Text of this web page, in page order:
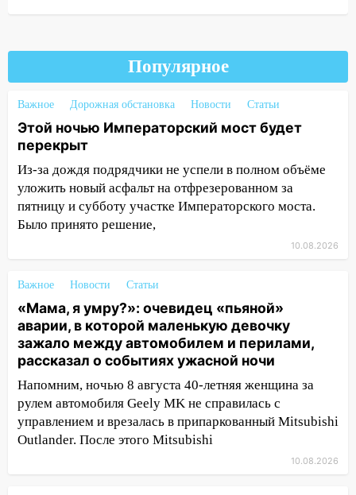
Губернатор Ульяновской области
выразил соболезнования в связи с
трагедией в Нижнекамске
12:53 Число погибших в Нижнекамске
выросло до 13 человек, среди них есть
ребенок
12:46 Масштабные поиски на Волге: в
Ульяновской области продолжают
искать пропавшего после крушения
11:53
Стало известно о состоянии
девочки, которую зажало между
автомобилем и перилами во время
«пьяного» ДТП на Федерации
11:29 Сергей Клопков назначен
начальником управления
административно-технического
контроля администрации Ульяновска
11:12 В Ульяновской области в огне
Популярное
Важное Дорожная обстановка Новости Статьи
Этой ночью Императорский мост будет
перекрыт
Из-за дождя подрядчики не успели в полном объёме
уложить новый асфальт на отфрезерованном за
пятницу и субботу участке Императорского моста.
Было принято решение,
10.08.2026
Важное Новости Статьи
«Мама, я умру?»: очевидец «пьяной»
аварии, в которой маленькую девочку
зажало между автомобилем и перилами,
рассказал о событиях ужасной ночи
Напомним, ночью 8 августа 40-летняя женщина за
рулем автомобиля Geely MK не справилась с
управлением и врезалась в припаркованный Mitsubishi
Outlander. После этого Mitsubishi
10.08.2026